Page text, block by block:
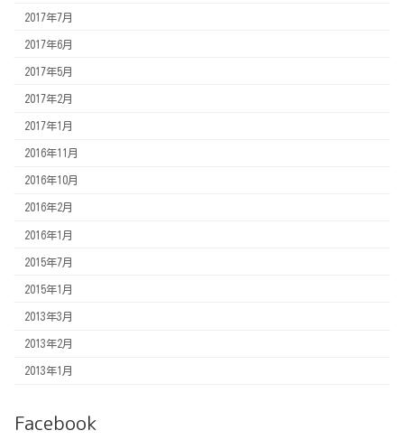
2017年7月
2017年6月
2017年5月
2017年2月
2017年1月
2016年11月
2016年10月
2016年2月
2016年1月
2015年7月
2015年1月
2013年3月
2013年2月
2013年1月
Facebook